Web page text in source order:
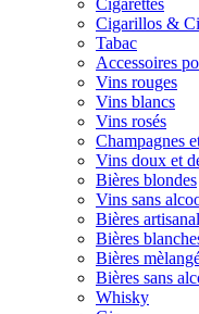
Cigarettes
Cigarillos &
Tabac
Accessoires
Vins rouges
Vins blancs
Vins rosés
Champagnes
Vins doux et
Bières blondes
Vins sans
Bières
Bières
Bières
Bières sans
Whisky